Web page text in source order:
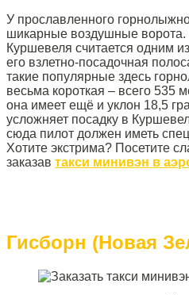
У прославленного
шикарные воздушные ворота.
Куршевеля считается одним
его взлетно-посадочная
такие популярные здесь
весьма короткая – всего 535
она имеет ещё и уклон 18,5
усложняет посадку в
сюда пилот должен иметь
Хотите экстрима? Посетите
заказав такси минивэн в
Гисборн (Новая